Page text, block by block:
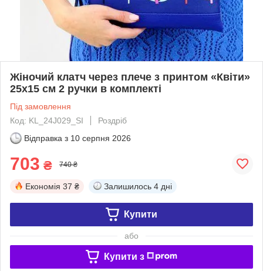
Жіночий клатч через плече з принтом «Квіти»
25х15 см 2 ручки в комплекті
Під замовлення
Код: KL_24J029_SI
Роздріб
Відправка з 10 серпня 2026
703 ₴ 740 ₴
Економія 37 ₴ Залишилось 4 дні
Купити
або
Купити з